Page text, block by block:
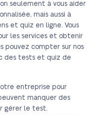
seulement à vous aider
mais aussi à
et quiz en ligne. Vous
les services et obtenir
pouvez compter sur nos
des tests et quiz de
entreprise pour
manquer des
gérer le test.